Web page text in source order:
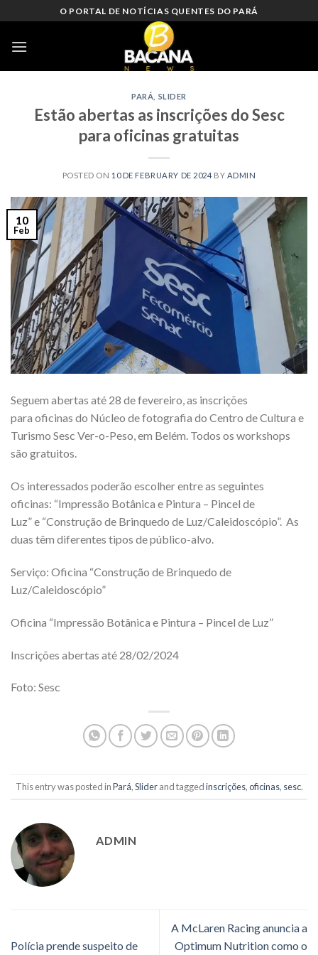
to
content
O PORTAL DE NOTÍCIAS QUENTES DO PARÁ
PARÁ SLIDER
Estão abertas as inscrições do Sesc
para oficinas gratuitas
POSTED ON 10 DE FEBRUARY DE 2024 BY ADMIN
10
Feb
Seguem abertas até 28 de fevereiro, as inscrições
para oficinas do Núcleo de fotografia do Centro de Cultura e
Turismo Sesc Ver-o-Peso, em Belém. Todos os workshops
são gratuitos.
Os interessados poderão escolher entre as seguintes
oficinas: “Impressão Botânica e Pintura – Pincel de
Luz” e “Construção de Brinquedo de Luz/Caleidoscópio”. As
duas têm diferentes tipos de público-alvo.
Serviço: Oficina “Construção de Brinquedo de
Luz/Caleidoscópio”
Oficina “Impressão Botânica e Pintura – Pincel de Luz”
Inscrições abertas até 28/02/2024
Foto: Sesc
This entry was posted inPará,Sliderand taggedinscrições,oficinas, sesc.
ADMIN
Polícia prende suspeito de
A McLaren Racing anuncia a
Optimum Nutrition como o